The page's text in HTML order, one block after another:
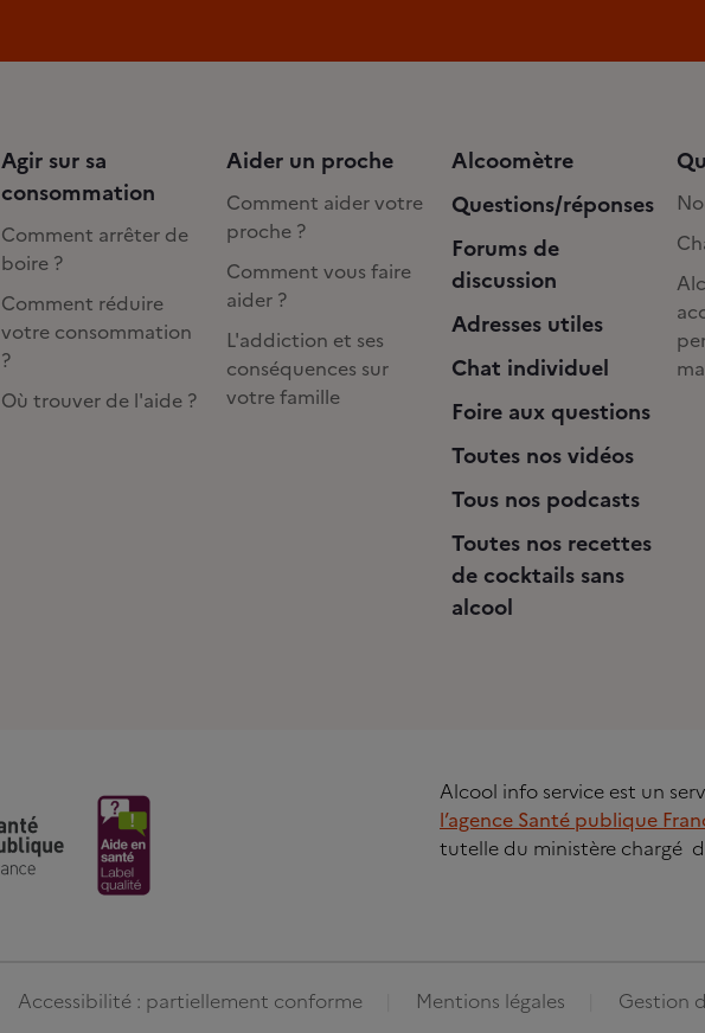
Agir sur sa
consommation
Comment arrêter de
boire ?
Comment réduire
votre consommation
?
Où trouver de l'aide ?
Aider un proche
Comment aider votre
proche ?
Comment vous faire
aider ?
L'addiction et ses
conséquences sur
votre famille
Alcoomètre
Questions/réponses
Forums de
discussion
Adresses utiles
Chat individuel
Foire aux questions
Toutes nos vidéos
Tous nos podcasts
Toutes nos recettes
de cocktails sans
alcool
Alcool info service est un
l’agence Santé publique
tutelle du ministère chargé
Accessibilité : partiellement conforme Mentions légales Gestion